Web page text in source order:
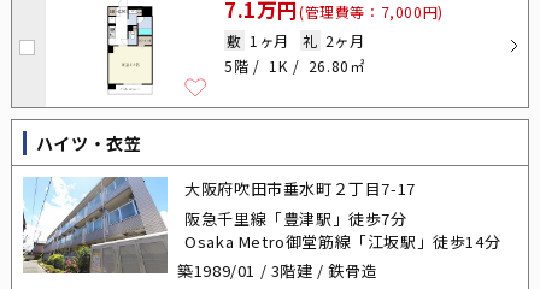
7.1万円(管理費等：7,000円)
敷 1ヶ月 礼 2ヶ月
5階
1K 26.80㎡
ハイツ・衣笠
大阪府吹田市垂水町２丁目7-17
阪急千里線「豊津駅」徒歩7分
Osaka Metro御堂筋線「江坂駅」徒歩14分
築1989/01 / 3階建 / 鉄骨造